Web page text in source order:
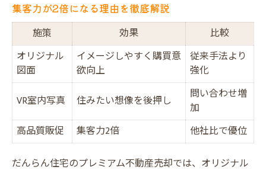
集客力が2倍になる理由を徹底解説
施策 効果
比較
オリジナル
図面
イメージしやすく購買意
欲向上
従来手法より
強化
VR室内写真
住みたい想像を後押し
問い合わせ増
加
高品質販促
集客力2倍 他社比で優位
だんらん住宅のプレミアム不動産売却では、オリジナル